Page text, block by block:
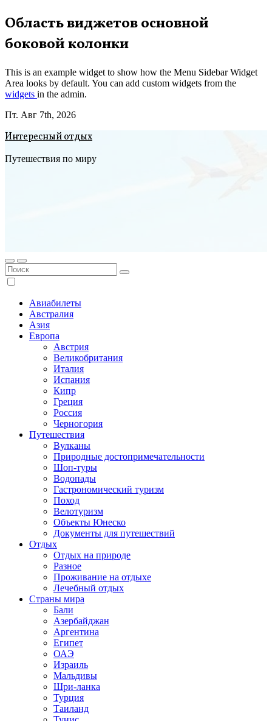
Перейти
к
содержимому
Область виджетов основной
боковой колонки
This is an example widget to show how the Menu Sidebar Widget
Area looks by default. You can add custom widgets from the
widgets in the admin.
Пт. Авг 7th, 2026
Интересный отдых
Путешествия по миру
Авиабилеты
Австралия
Азия
Европа
Австрия
Великобритания
Италия
Испания
Кипр
Греция
Россия
Черногория
Путешествия
Вулканы
Природные достопримечательности
Шоп-туры
Водопады
Гастрономический туризм
Поход
Велотуризм
Объекты Юнеско
Документы для путешествий
Отдых
Отдых на природе
Разное
Проживание на отдыхе
Лечебный отдых
Страны мира
Бали
Азербайджан
Аргентина
Египет
ОАЭ
Израиль
Мальдивы
Шри-ланка
Турция
Таиланд